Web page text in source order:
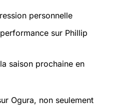
personnelle
sur Phillip
saison prochaine en
Ogura, non seulement